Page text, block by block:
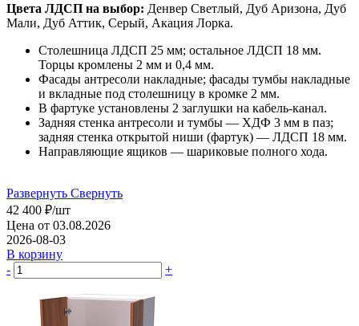
Цвета ЛДСП на выбор: Денвер Светлый, Дуб Аризона, Дуб
Мали, Дуб Аттик, Серый, Акация Лорка.
Столешница ЛДСП 25 мм; остальное ЛДСП 18 мм.
Торцы кромлены 2 мм и 0,4 мм.
Фасады антресоли накладные; фасады тумбы накладные
и вкладные под столешницу в кромке 2 мм.
В фартуке установлены 2 заглушки на кабель-канал.
Задняя стенка антресоли и тумбы — ХДФ 3 мм в паз;
задняя стенка открытой ниши (фартук) — ЛДСП 18 мм.
Направляющие ящиков — шариковые полного хода.
Развернуть Свернуть
42 400 ₽/шт
Цена от 03.08.2026
2026-08-03
В корзину
-
+